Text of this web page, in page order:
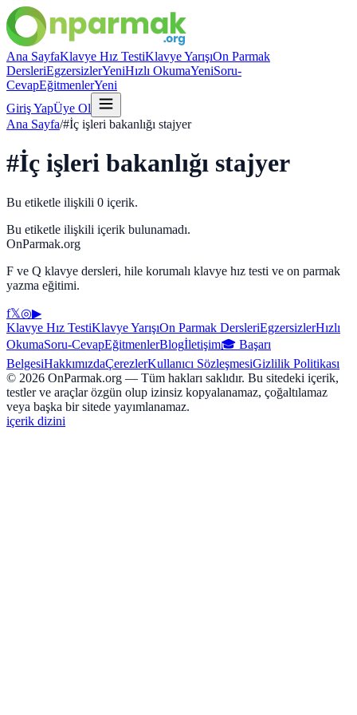
Ana SayfaKlavye Hız TestiKlavye YarışıOn Parmak
DersleriEgzersizlerYeniHızlı OkumaYeniSoru-
CevapEğitmenlerYeni
Giriş YapÜye Ol
Ana Sayfa/#İç işleri bakanlığı stajyer
#İç işleri bakanlığı stajyer
Bu etiketle ilişkili 0 içerik.
Bu etiketle ilişkili içerik bulunamadı.
OnParmak.org
F ve Q klavye dersleri, hile korumalı klavye hız testi ve on parmak
yazma eğitimi.
f𝕏◎▶
Klavye Hız TestiKlavye YarışıOn Parmak DersleriEgzersizlerHızlı
OkumaSoru-CevapEğitmenlerBlogİletişim🎓 Başarı
BelgesiHakkımızdaÇerezlerKullanıcı SözleşmesiGizlilik Politikası
© 2026 OnParmak.org — Tüm hakları saklıdır. Bu sitedeki içerik,
testler ve araçlar özgün olup izinsiz kopyalanamaz, çoğaltılamaz
veya başka bir sitede yayımlanamaz.
içerik dizini